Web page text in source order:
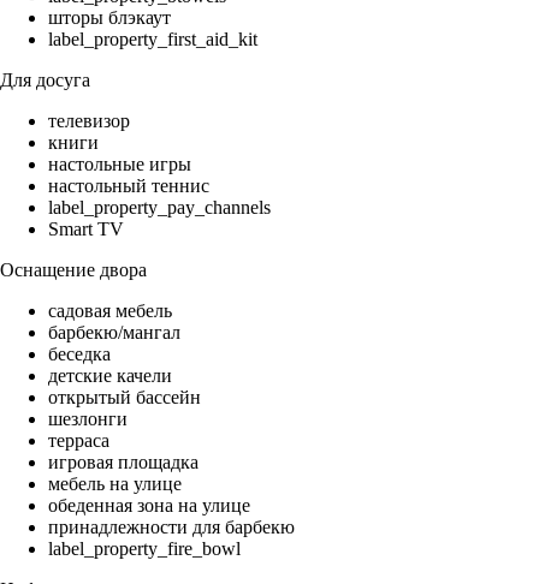
шторы блэкаут
label_property_first_aid_kit
Для досуга
телевизор
книги
настольные игры
настольный теннис
label_property_pay_channels
Smart TV
Оснащение двора
садовая мебель
барбекю/мангал
беседка
детские качели
открытый бассейн
шезлонги
терраса
игровая площадка
мебель на улице
обеденная зона на улице
принадлежности для барбекю
label_property_fire_bowl